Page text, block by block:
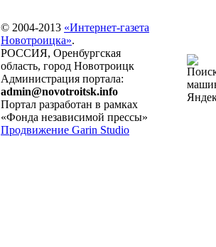
© 2004-2013 «Интернет-газета
Новотроицка».
РОССИЯ, Оренбургская
область, город Новотроицк
Администрация портала:
admin@novotroitsk.info
Портал разработан в рамках
«Фонда независимой прессы»
Продвижение Garin Studio